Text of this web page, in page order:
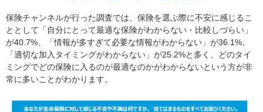
保険チャンネルが行った調査では、保険を選ぶ際に不安に感じるこ
ととして「自分にとって最適な保険がわからない・比較しづらい」
が40.7%、「情報が多すぎて必要な情報がわからない」が36.1%、
「適切な加入タイミングがわからない」が25.2%と多く、どのタイ
ミングでどの保険に入るのが最適なのかがわからないという方が非
常に多いことがわかります。